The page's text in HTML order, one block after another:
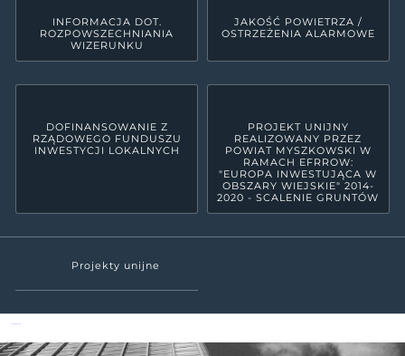
INFORMACJA DOT.
ROZPOWSZECHNIANIA
WIZERUNKU
JAKOŚĆ POWIETRZA /
OSTRZEŻENIA ALARMOWE
DOFINANSOWANIE Z
RZĄDOWEGO FUNDUSZU
INWESTYCJI LOKALNYCH
PROJEKT UNIJNY
REALIZOWANY PRZEZ
POWIAT MYSZKOWSKI W
RAMACH EFRROW:
"EUROPA INWESTUJĄCA W
OBSZARY WIEJSKIE" 2014-
2020 - SCALENIE GRUNTÓW
Projekty unijne